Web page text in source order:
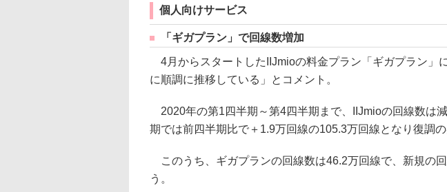
個人向けサービス
「ギガプラン」で回線数増加
4月からスタートしたIIJmioの料金プラン「ギガプラン」
に順調に推移している」とコメント。
2020年の第1四半期～第4四半期まで、IIJmioの回線数は
期では前四半期比で＋1.9万回線の105.3万回線となり復調の
このうち、ギガプランの回線数は46.2万回線で、新規の
う。